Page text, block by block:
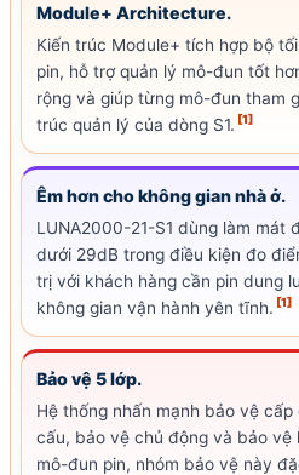
Module+ Architecture.
Kiến trúc Module+ tích hợp bộ
pin, hỗ trợ quản lý mô-đun tốt
rộng và giúp từng mô-đun tham
trúc quản lý của dòng S1. [1]
Êm hơn cho không gian nhà ở.
LUNA2000-21-S1 dùng làm mát
dưới 29dB trong điều kiện đo
trị với khách hàng cần pin dung
không gian vận hành yên tĩnh. [1]
Bảo vệ 5 lớp.
Hệ thống nhấn mạnh bảo vệ cấp
cấu, bảo vệ chủ động và bảo vệ
mô-đun pin, nhóm bảo vệ này